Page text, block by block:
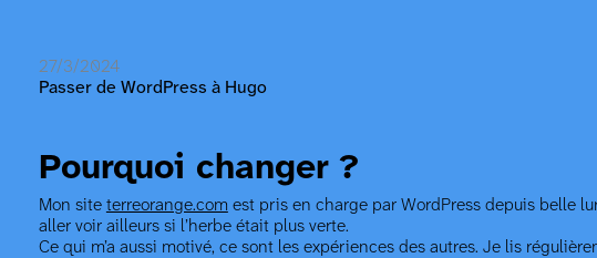
27/3/2024
Passer de WordPress à Hugo
Pourquoi changer ?
Mon site terreorange.com est pris en charge par WordPress depuis belle
aller voir ailleurs si l’herbe était plus verte.
Ce qui m’a aussi motivé, ce sont les expériences des autres. Je lis